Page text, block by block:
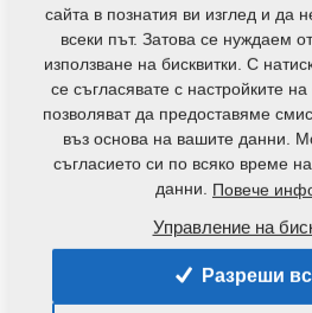
Код на продукта:
Частта може да се използва
сайта в познатия ви изглед и да
всеки път. Затова се нуждаем
използване на бисквитки. С
се съгласявате с настройките на
позволяват да предоставяме
въз основа на вашите данни.
съгласието си по всяко време
данни. Повече
Управление на
Разреши